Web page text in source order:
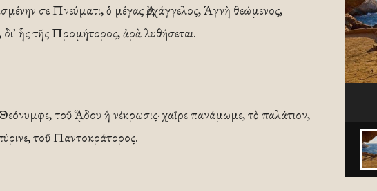
σε Πνεύματι, ὁ μέγας Ἀρχάγγελος, Ἁγνὴ θεώμενος,
δι᾿ ἧς τῆς Προμήτορος, ἀρὰ λυθήσεται.
τοῦ ᾍδου ἡ νέκρωσις· χαῖρε πανάμωμε, τὸ παλάτιον,
τοῦ Παντοκράτορος.